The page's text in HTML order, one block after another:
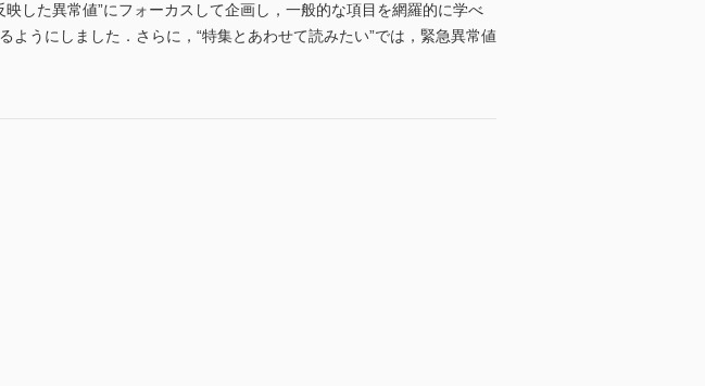
した異常値”にフォーカスして企画し，一般的な項目を網羅的に学べ
うにしました．さらに，“特集とあわせて読みたい”では，緊急異常値